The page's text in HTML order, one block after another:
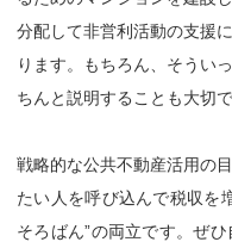
分配して非営利活動の支援
ります。もちろん、そうい
ちんと説明することも大切で
戦略的な公共不動産活用の
たい人を呼び込んで税収を
そろばん”の両立です。ぜ